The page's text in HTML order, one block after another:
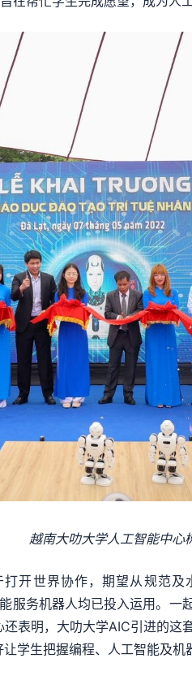
越南大叻大学人工智能中心
开世界协作，期望从规范
服务机器人均已投入运用。
表明，大叻大学AIC引进的
学生把握编程、人工智能及机